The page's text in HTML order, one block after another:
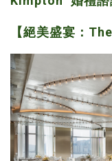
【絕美盛宴：